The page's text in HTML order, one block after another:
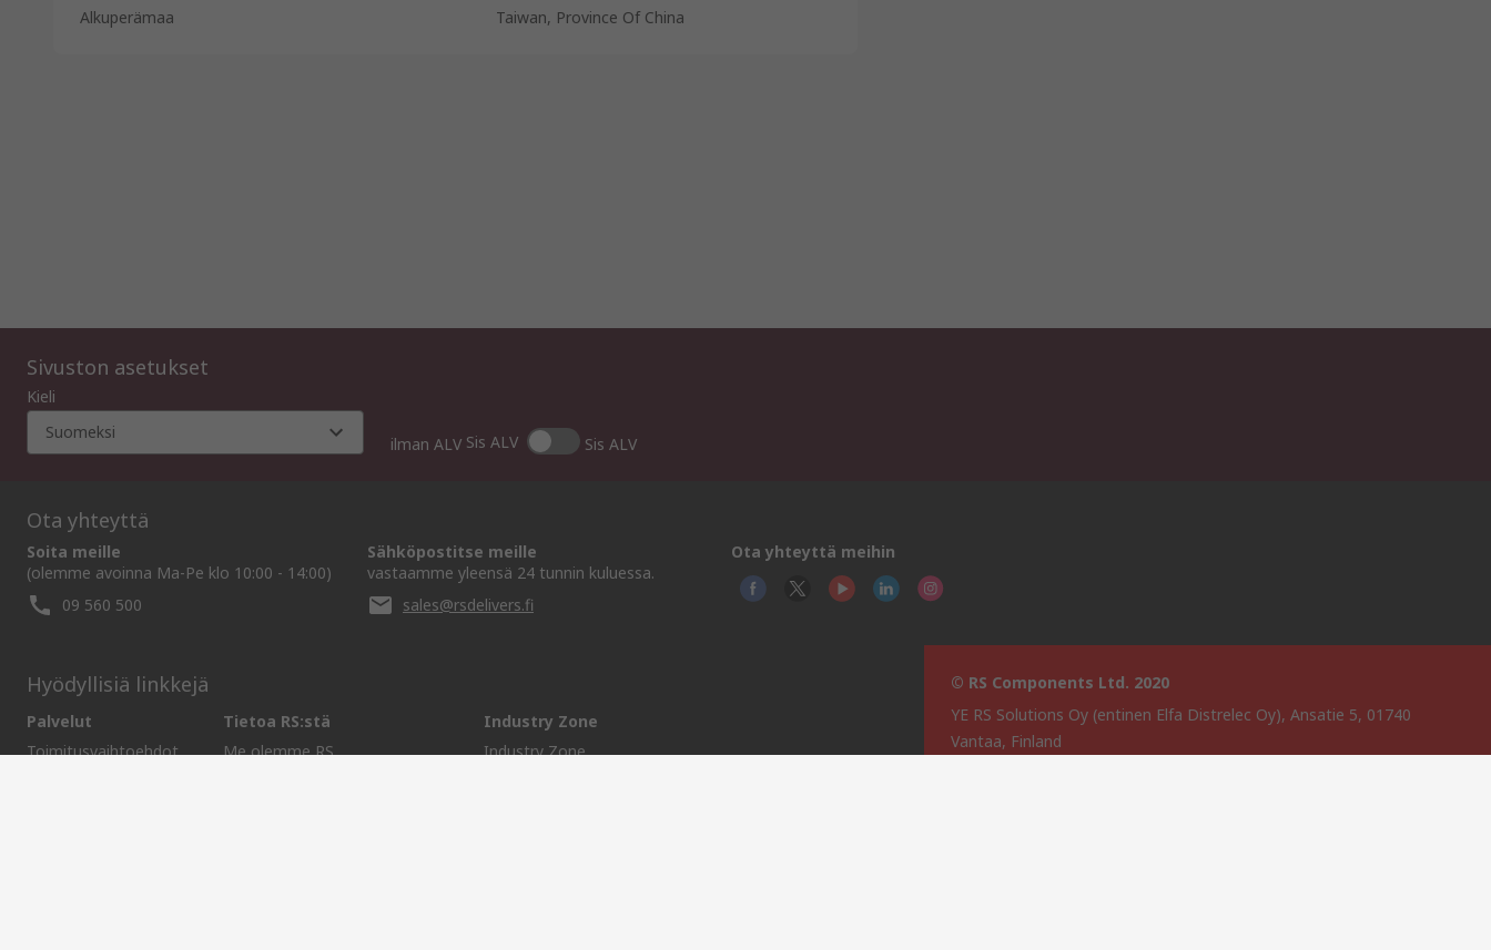
Alkuperämaa
Taiwan, Province Of China
Sivuston asetukset
Kieli
Suomeksi
ilman ALV Sis ALV Sis ALV
Ota yhteyttä
Soita meille
(olemme avoinna Ma-Pe klo 10:00 - 14:00)
09 560 500
Sähköpostitse meille
vastaamme yleensä 24 tunnin kuluessa.
sales@rsdelivers.fi
Ota yhteyttä meihin
Hyödyllisiä linkkejä
Palvelut
Toimitusvaihtoehdot
Tietoa RS:stä
Me olemme RS
Industry Zone
Industry Zone
© RS Components Ltd. 2020
YE RS Solutions Oy (entinen Elfa Distrelec Oy), Ansatie 5, 01740
Vantaa, Finland